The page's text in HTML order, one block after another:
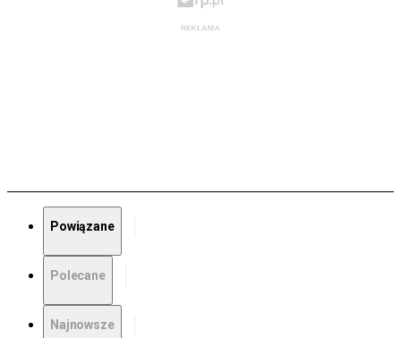
Powiązane
Polecane
Najnowsze